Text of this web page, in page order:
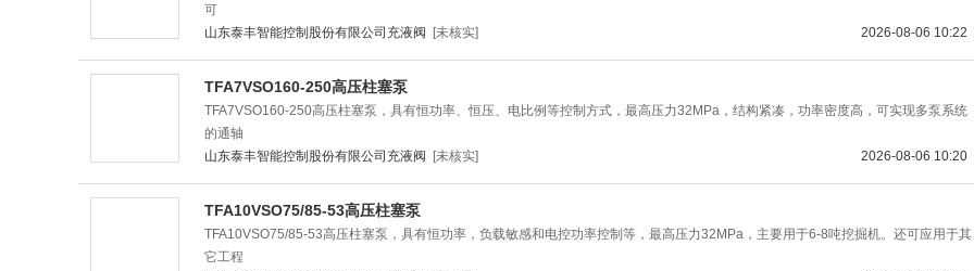
可
2026-08-06 10:22
山东泰丰智能控制股份有限公司充液阀 [未核实]
TFA7VSO160-250高压柱塞泵
TFA7VSO160-250高压柱塞泵，具有恒功率、恒压、电比例等控制方式，最高压力32MPa，结构紧凑，功率密度高，可实现多泵系统
的通轴
2026-08-06 10:20
山东泰丰智能控制股份有限公司充液阀 [未核实]
TFA10VSO75/85-53高压柱塞泵
TFA10VSO75/85-53高压柱塞泵，具有恒功率，负载敏感和电控功率控制等，最高压力32MPa，主要用于6-8吨挖掘机。还可应用于其
它工程